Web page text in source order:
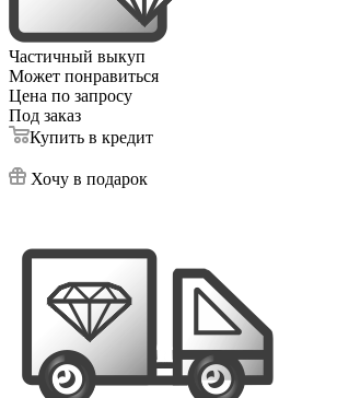
Частичный выкуп
Может понравиться
Цена по запросу
Под заказ
Купить в кредит
Хочу в подарок